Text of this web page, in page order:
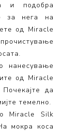
и подобра
за нега на
од Miracle
нанесување
од Miracle
да
темелно.
Miracle Silk
мокра коса